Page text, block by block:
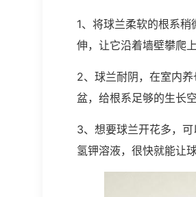
1、将球兰柔软的根系
伸，让它沿着墙壁攀爬上
2、球兰耐阴，在室内
盆，给根系足够的生长空
3、想要球兰开花多，
氢钾溶液，很快就能让